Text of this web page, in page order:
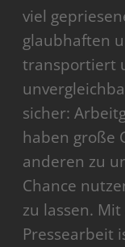
viel
glaubhaften
transportiert
sicher:
haben große
anderen zu
Chance
zu lassen.
Pressearbeit